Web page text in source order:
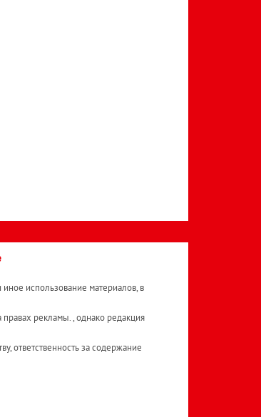
использование материалов, в
рекламы. , однако редакция
ответственность за содержание